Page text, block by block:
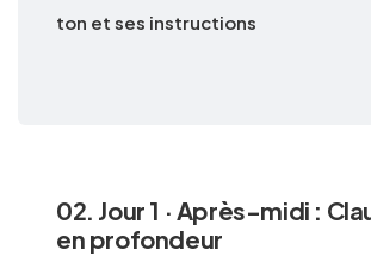
ton et ses instructions
02. Jour 1 · Après-midi :
en profondeur